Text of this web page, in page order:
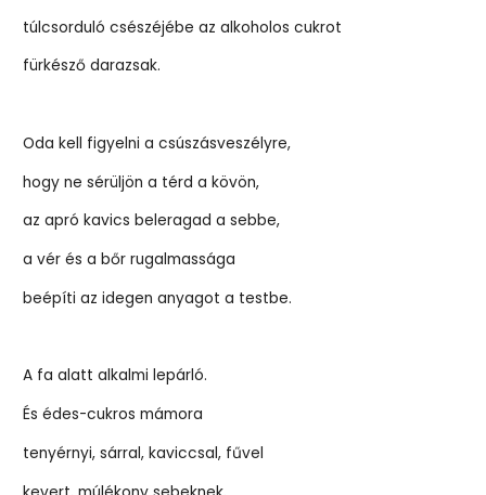
túlcsorduló csészéjébe az alkoholos cukrot
fürkésző darazsak.
Oda kell figyelni a csúszásveszélyre,
hogy ne sérüljön a térd a kövön,
az apró kavics beleragad a sebbe,
a vér és a bőr rugalmassága
beépíti az idegen anyagot a testbe.
A fa alatt alkalmi lepárló.
És édes-cukros mámora
tenyérnyi, sárral, kaviccsal, fűvel